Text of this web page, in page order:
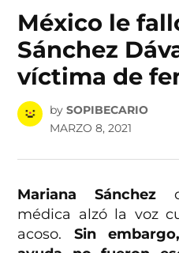
México le
Sánchez
víctima de
by SOPIBECARIO
MARZO 8, 2021
Mariana Sánchez
médica alzó la voz
acoso. Sin